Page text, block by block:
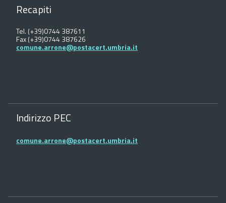
Recapiti
Tel. (+39)0744 387611
Fax (+39)0744 387626
comune.arrone@postacert.umbria.it
Indirizzo PEC
comune.arrone@postacert.umbria.it